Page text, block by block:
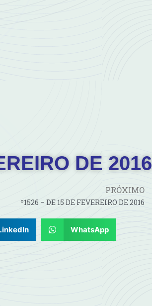
DE 2016
PRÓXIMO
º1526 – DE 15 DE FEVEREIRO DE 2016
WhatsApp